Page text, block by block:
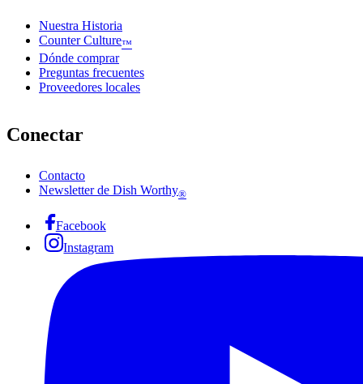
Nuestra Historia
Counter Culture™
Dónde comprar
Preguntas frecuentes
Proveedores locales
Conectar
Contacto
Newsletter de Dish Worthy®
Facebook
Instagram